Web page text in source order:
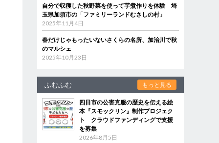
自分で収穫した秋野菜を使って芋煮作りを体験 埼
玉県加須市の「ファミリーランドむさしの村」
2025年11月4日
春だけじゃもったいないさくらの名所、加治川で秋
のマルシェ
2025年10月23日
ふむふむ もっと見る
四日市の公害克服の歴史を伝える絵
本『スモックリン』制作プロジェク
ト クラウドファンディングで支援
を募集
2026年8月5日